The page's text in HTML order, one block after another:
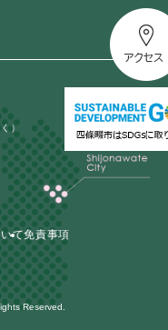
）
て免責事項
Reserved.